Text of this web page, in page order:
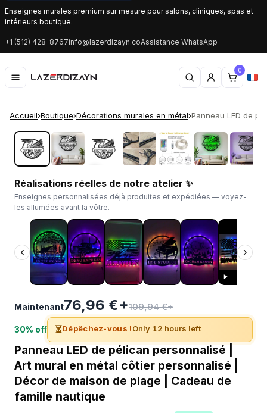
Enseignes murales premium sur mesure pour salons, cliniques, spas et
intérieurs boutique.
+1 (512) 428-8767info@lazerdizayn.coAssistance WhatsApp
0
Accueil›Boutique›Décorations murales en métal›Panneau LED de
‹ ›
Réalisations réelles de notre atelier ✨
Enseignes personnalisées déjà produites et expédiées — voyez-
les allumées avant la vôtre.
‹ ›
Maintenant76,96 €+109,94 €+
30% off ⏳Dépêchez-vous !Only 12 hours left
Panneau LED de pélican personnalisé |
Art mural en métal côtier personnalisé |
Décor de maison de plage | Cadeau de
famille nautique